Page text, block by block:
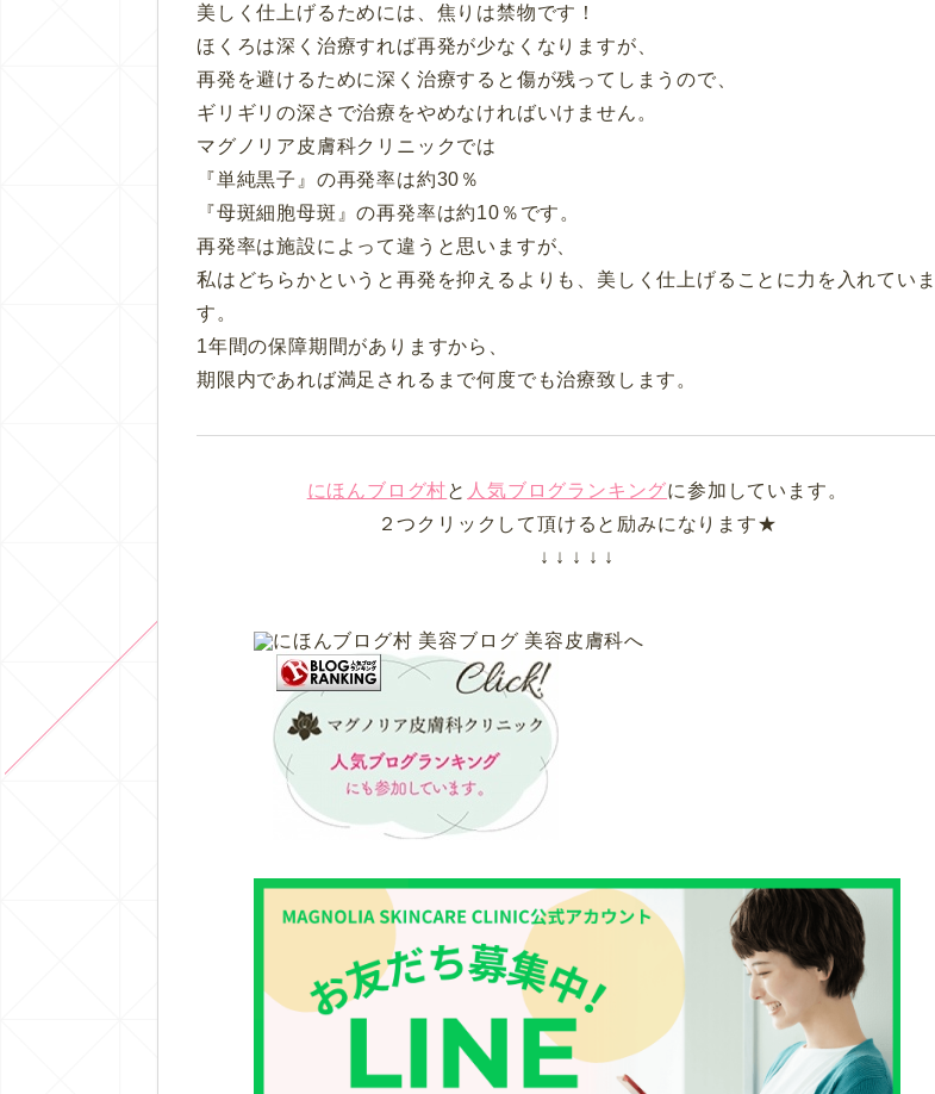
美しく仕上げるためには、焦りは禁物です！
ほくろは深く治療すれば再発が少なくなりますが、
再発を避けるために深く治療すると傷が残ってしまうので、
ギリギリの深さで治療をやめなければいけません。
マグノリア皮膚科クリニックでは
『単純黒子』の再発率は約30％
『母斑細胞母斑』の再発率は約10％です。
再発率は施設によって違うと思いますが、
私はどちらかというと再発を抑えるよりも、美しく仕上げることに力を入れていま
す。
1年間の保障期間がありますから、
期限内であれば満足されるまで何度でも治療致します。
にほんブログ村と 人気ブログランキングに参加しています。
２つクリックして頂けると励みになります★
↓ ↓ ↓ ↓ ↓